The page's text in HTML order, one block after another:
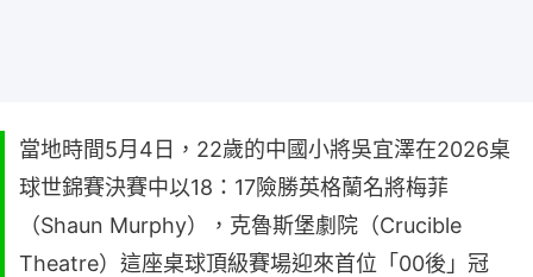
當地時間5月4日，22歲的中國小將吳宜澤在2026桌
球世錦賽決賽中以18：17險勝英格蘭名將梅菲
（Shaun Murphy），克魯斯堡劇院（Crucible
Theatre）這座桌球頂級賽場迎來首位「00後」冠